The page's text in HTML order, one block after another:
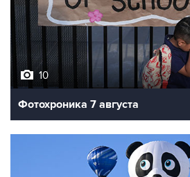
10
Фотохроника 7 августа